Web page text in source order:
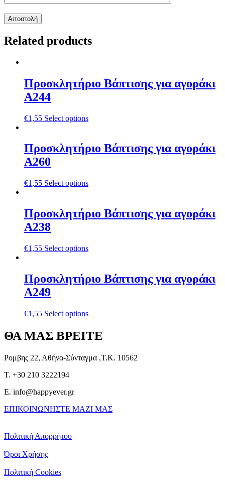
Related products
Προσκλητήριο Βάπτισης για αγοράκι
Α244
€1,55 Select options
Προσκλητήριο Βάπτισης για αγοράκι
Α260
€1,55 Select options
Προσκλητήριο Βάπτισης για αγοράκι
Α238
€1,55 Select options
Προσκλητήριο Βάπτισης για αγοράκι
Α249
€1,55 Select options
ΘΑ ΜΑΣ ΒΡΕΙΤΕ
Ρομβης 22, Αθήνα-Σύνταγμα ,Τ.Κ. 10562
T. +30 210 3222194
E. info@happyever.gr
ΕΠΙΚΟΙΝΩΝΗΣΤΕ ΜΑΖΙ ΜΑΣ
Πολιτική Απορρήτου
Όροι Χρήσης
Πολιτική Cookies